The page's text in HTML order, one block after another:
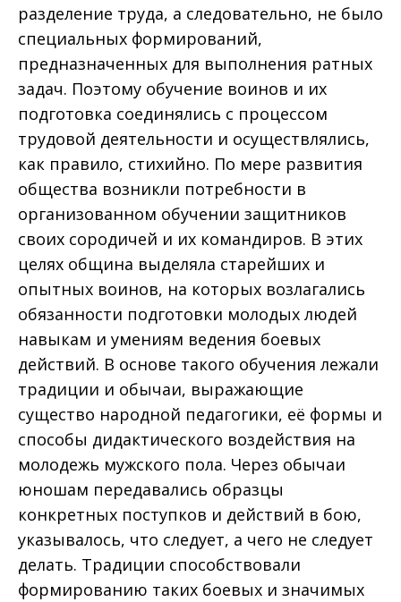
разделение труда, а следовательно, не было
специальных формирований,
предназначенных для выполнения ратных
задач. Поэтому обучение воинов и их
подготовка соединялись с процессом
трудовой деятельности и осуществлялись,
как правило, стихийно. По мере развития
общества возникли потребности в
организованном обучении защитников
своих сородичей и их командиров. В этих
целях община выделяла старейших и
опытных воинов, на которых возлагались
обязанности подготовки молодых людей
навыкам и умениям ведения боевых
действий. В основе такого обучения лежали
традиции и обычаи, выражающие
существо народной педагогики, её формы и
способы дидактического воздействия на
молодежь мужского пола. Через обычаи
юношам передавались образцы
конкретных поступков и действий в бою,
указывалось, что следует, а чего не следует
делать. Традиции способствовали
формированию таких боевых и значимых